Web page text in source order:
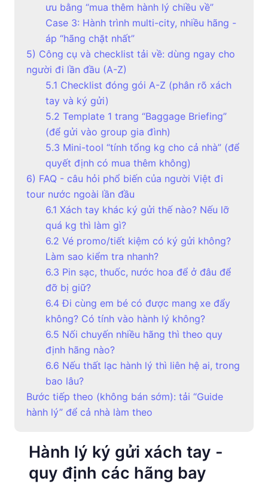
ưu bằng “mua thêm hành lý chiều về”
Case 3: Hành trình multi-city, nhiều hãng -
áp “hãng chặt nhất”
5) Công cụ và checklist tải về: dùng ngay cho
người đi lần đầu (A-Z)
5.1 Checklist đóng gói A-Z (phân rõ xách
tay và ký gửi)
5.2 Template 1 trang “Baggage Briefing”
(để gửi vào group gia đình)
5.3 Mini-tool “tính tổng kg cho cả nhà” (để
quyết định có mua thêm không)
6) FAQ - câu hỏi phổ biến của người Việt đi
tour nước ngoài lần đầu
6.1 Xách tay khác ký gửi thế nào? Nếu lỡ
quá kg thì làm gì?
6.2 Vé promo/tiết kiệm có ký gửi không?
Làm sao kiểm tra nhanh?
6.3 Pin sạc, thuốc, nước hoa để ở đâu để
đỡ bị giữ?
6.4 Đi cùng em bé có được mang xe đẩy
không? Có tính vào hành lý không?
6.5 Nối chuyến nhiều hãng thì theo quy
định hãng nào?
6.6 Nếu thất lạc hành lý thì liên hệ ai, trong
bao lâu?
Bước tiếp theo (không bán sớm): tải “Guide
hành lý” để cả nhà làm theo
Hành lý ký gửi xách tay -
quy định các hãng bay